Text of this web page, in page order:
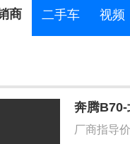
商 二手车 视频
奔腾
厂商指导